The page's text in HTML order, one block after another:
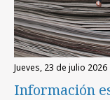
jueves, 23 de julio 2026
Información